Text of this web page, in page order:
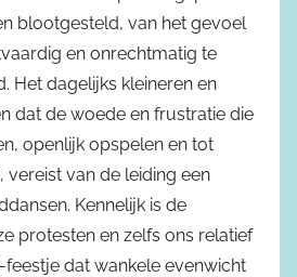
blootgesteld, van het gevoel
en onrechtmatig te
Het dagelijks kleineren en
dat de woede en frustratie die
openlijk opspelen en tot
van de leiding een
Kennelijk is de
protesten en zelfs ons relatief
dat wankele evenwicht